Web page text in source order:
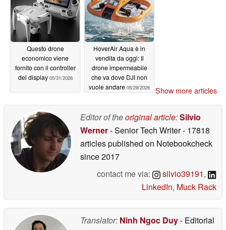
Questo drone
economico viene
fornito con il controller
del display 05/31/2026
HoverAir Aqua è in
vendita da oggi: Il
drone impermeabile
che va dove DJI non
vuole andare 05/29/2026 Show more articles
Editor of theoriginal article:Silvio
Werner- Senior Tech Writer- 17818
articles published on Notebookcheck
since 2017
contact me via:
silvio39191,
LinkedIn, Muck Rack
Translator: Ninh Ngoc Duy- Editorial